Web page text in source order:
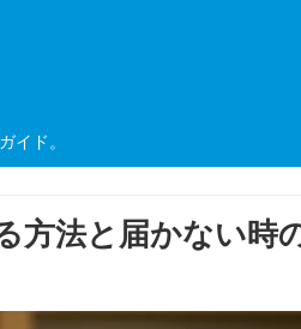
イド。
方法と届かない時